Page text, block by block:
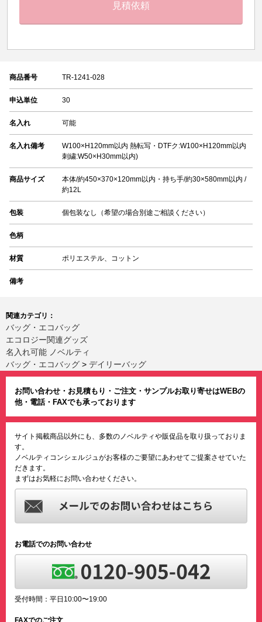
見積依頼
商品番号 TR-1241-028
申込単位 30
名入れ 可能
名入れ備考
W100×H120mm以内 熱転写・DTFク:W100×H120mm以内
刺繍:W50×H30mm以内)
商品サイズ
本体/約450×370×120mm以内・持ち手/約30×580mm以内 /
約12L
包装 個包装なし（希望の場合別途ご相談ください）
色柄
材質 ポリエステル、コットン
備考
関連カテゴリ：
バッグ・エコバッグ
エコロジー関連グッズ
名入れ可能 ノベルティ
バッグ・エコバッグ > デイリーバッグ
お問い合わせ・お見積もり・ご注文・サンプルお取り寄せはWEBの
他・電話・FAXでも承っております
サイト掲載商品以外にも、多数のノベルティや販促品を取り扱っておりま
す。
ノベルティコンシェルジュがお客様のご要望にあわせてご提案させていた
だきます。
まずはお気軽にお問い合わせください。
お電話でのお問い合わせ
受付時間：平日10:00〜19:00
FAXでのご注文